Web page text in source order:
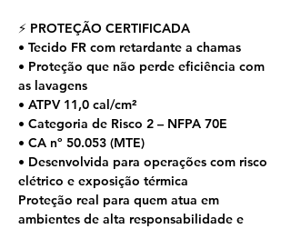
⚡ PROTEÇÃO CERTIFICADA
• Tecido FR com retardante a chamas
• Proteção que não perde eficiência com
as lavagens
• ATPV 11,0 cal/cm²
• Categoria de Risco 2 – NFPA 70E
• CA nº 50.053 (MTE)
• Desenvolvida para operações com risco
elétrico e exposição térmica
Proteção real para quem atua em
ambientes de alta responsabilidade e